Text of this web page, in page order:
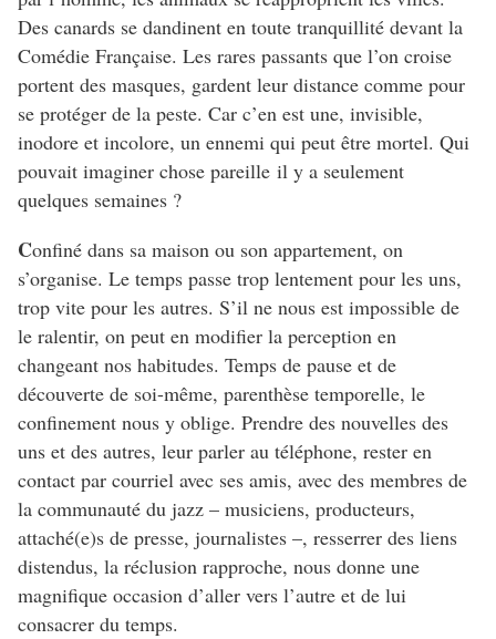
Des canards se dandinent en toute tranquillité devant la
Comédie Française. Les rares passants que l’on croise
portent des masques, gardent leur distance comme pour
se protéger de la peste. Car c’en est une, invisible,
inodore et incolore, un ennemi qui peut être mortel. Qui
pouvait imaginer chose pareille il y a seulement
quelques semaines ?
Confiné dans sa maison ou son appartement, on
s’organise. Le temps passe trop lentement pour les uns,
trop vite pour les autres. S’il ne nous est impossible de
le ralentir, on peut en modifier la perception en
changeant nos habitudes. Temps de pause et de
découverte de soi-même, parenthèse temporelle, le
confinement nous y oblige. Prendre des nouvelles des
uns et des autres, leur parler au téléphone, rester en
contact par courriel avec ses amis, avec des membres de
la communauté du jazz – musiciens, producteurs,
attaché(e)s de presse, journalistes –, resserrer des liens
distendus, la réclusion rapproche, nous donne une
magnifique occasion d’aller vers l’autre et de lui
consacrer du temps.